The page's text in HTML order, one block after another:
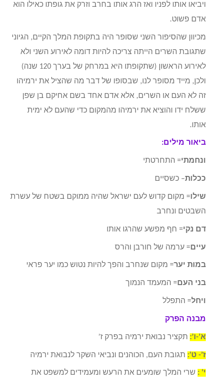
ויביאו אותו לפניו ואז הרג אותו בחרב וזרק את גופתו כאילו הוא
אדם פשוט.
מכיוון שהסיפור השני שסופר היה בתקופת המלך הקיים, הגיוני
שתגובת השרים הייתה צריכה להיות דומה לאירוע השני ולא
לאירוע הראשון (שתקופתו היא במרחק של בערך 120 שנה)
ולכן, מייד מסופר לנו, שבסופו של דבר מה שהציל את ירמיהו
זה לא העם או השרים, אלא אדם אחד בשם אחיקם בן שפן
ששלח ידו והוציא את ירמיהו מהמקום כדי שהעם לא ימית
אותו.
ביאור מילים:
ונחמתי= התחרטתי
ככלות– כשסיים
שילו = מקום קדוש לעם ישראל שהיה ממוקם בשטח של עשרת
השבטים ונחרב
דם נקי= חף מפשע שהרגו אותו
עיים= ערמה של חורבן והרס
במות יער= מקום שנחרב והפך להיות נטוש כמו יער פראי
בני העם= המעמד הנמוך
ויחל= התפלל
מבנה הפרק
א’-ו’: תקציר נבואת ירמיה בפרק ז’
ז’- ט’: תגובת העם, הכוהנים ונביאי השקר לנבואת ירמיה
י’ : שרי המלך שומעים את הרעש ומעמידים למשפט את